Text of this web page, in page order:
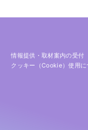
情報提供・取材案内の受付
クッキー（cookie）使用に